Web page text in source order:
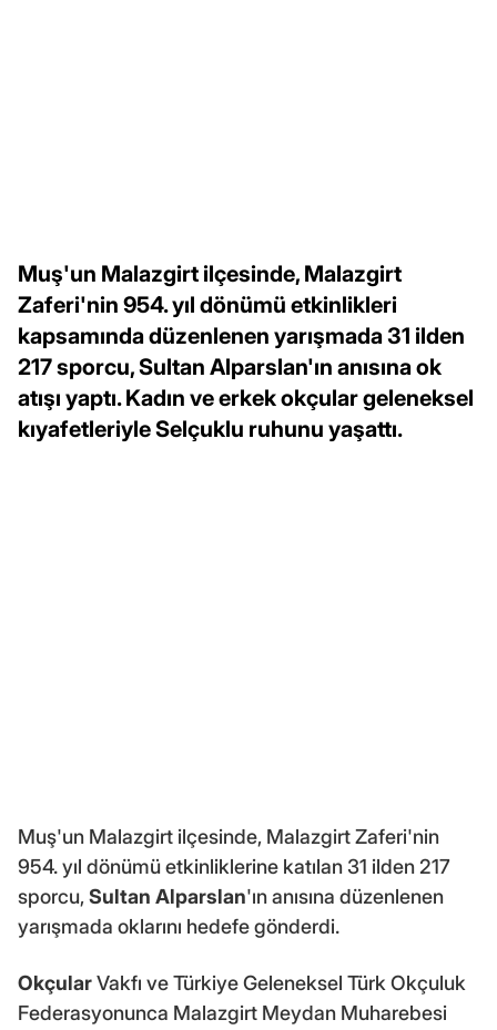
Muş'un Malazgirt ilçesinde, Malazgirt
Zaferi'nin 954. yıl dönümü etkinlikleri
kapsamında düzenlenen yarışmada 31 ilden
217 sporcu, Sultan Alparslan'ın anısına ok
atışı yaptı. Kadın ve erkek okçular geleneksel
kıyafetleriyle Selçuklu ruhunu yaşattı.
Muş'un Malazgirt ilçesinde, Malazgirt Zaferi'nin
954. yıl dönümü etkinliklerine katılan 31 ilden 217
sporcu,Sultan Alparslan'ın anısına düzenlenen
yarışmada oklarını hedefe gönderdi.
OkçularVakfı ve Türkiye Geleneksel Türk Okçuluk
Federasyonunca Malazgirt Meydan Muharebesi